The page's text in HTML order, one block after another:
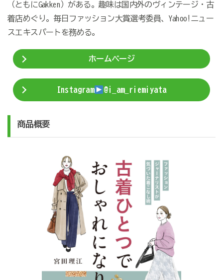
（ともにGakken）がある。趣味は国内外のヴィンテージ・古
着店めぐり。毎日ファッション大賞選考委員、Yahoo!ニュー
スエキスパートを務める。
ホームページ
Instagram @i_am_riemiyata
商品概要